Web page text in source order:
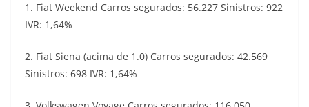
1. Fiat Weekend Carros segurados: 56.227 Sinistros: 922
IVR: 1,64%
2. Fiat Siena (acima de 1.0) Carros segurados: 42.569
Sinistros: 698 IVR: 1,64%